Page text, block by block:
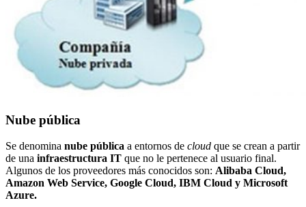
Nube pública
Se denomina nube pública a entornos de cloud que se crean a partir
de una infraestructura IT que no le pertenece al usuario final.
Algunos de los proveedores más conocidos son: Alibaba Cloud,
Amazon Web Service, Google Cloud, IBM Cloud y Microsoft
Azure.